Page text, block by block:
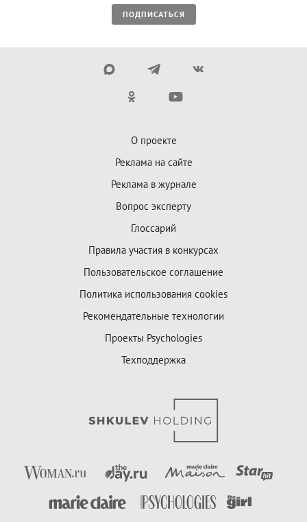
ПОДПИСАТЬСЯ
О проекте
Реклама на сайте
Реклама в журнале
Вопрос эксперту
Глоссарий
Правила участия в конкурсах
Пользовательское соглашение
Политика использования cookies
Рекомендательные технологии
Проекты Psychologies
Техподдержка